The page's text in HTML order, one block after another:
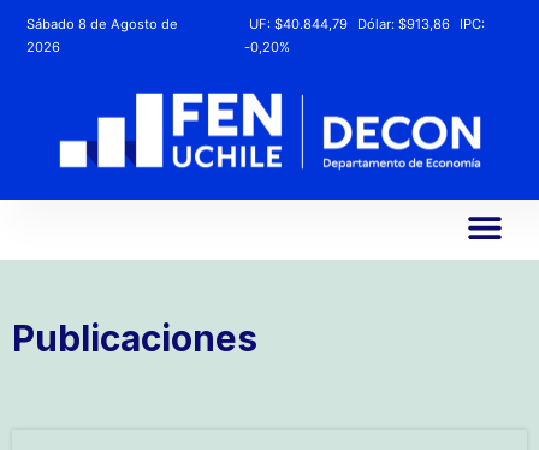
Sábado 8 de Agosto de
2026
UF:$40.844,79 Dólar:$913,86
IPC:
-0,20%
Publicaciones